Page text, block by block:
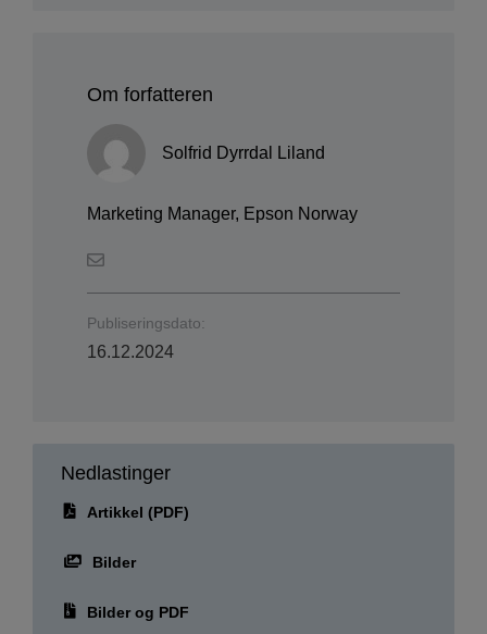
Publiseringsdato:
16.12.2024
Artikkel (PDF)